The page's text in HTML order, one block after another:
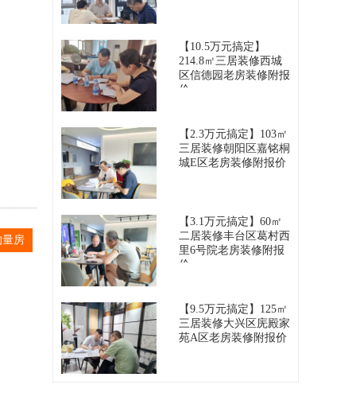
房
【10.5万元搞定】
214.8㎡三居装修西城
区信德园老房装修附报
价
【2.3万元搞定】103㎡
三居装修朝阳区嘉铭桐
城E区老房装修附报价
【3.1万元搞定】60㎡
二居装修丰台区葛村西
里6号院老房装修附报
价
【9.5万元搞定】125㎡
三居装修大兴区庑殿家
苑A区老房装修附报价